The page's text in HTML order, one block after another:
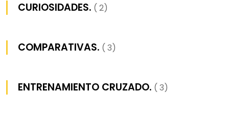
CURIOSIDADES. ( 2)
COMPARATIVAS. ( 3)
ENTRENAMIENTO CRUZADO. ( 3)